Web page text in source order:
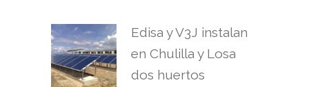
Edisa y V3J instalan
en Chulilla y Losa
dos huertos